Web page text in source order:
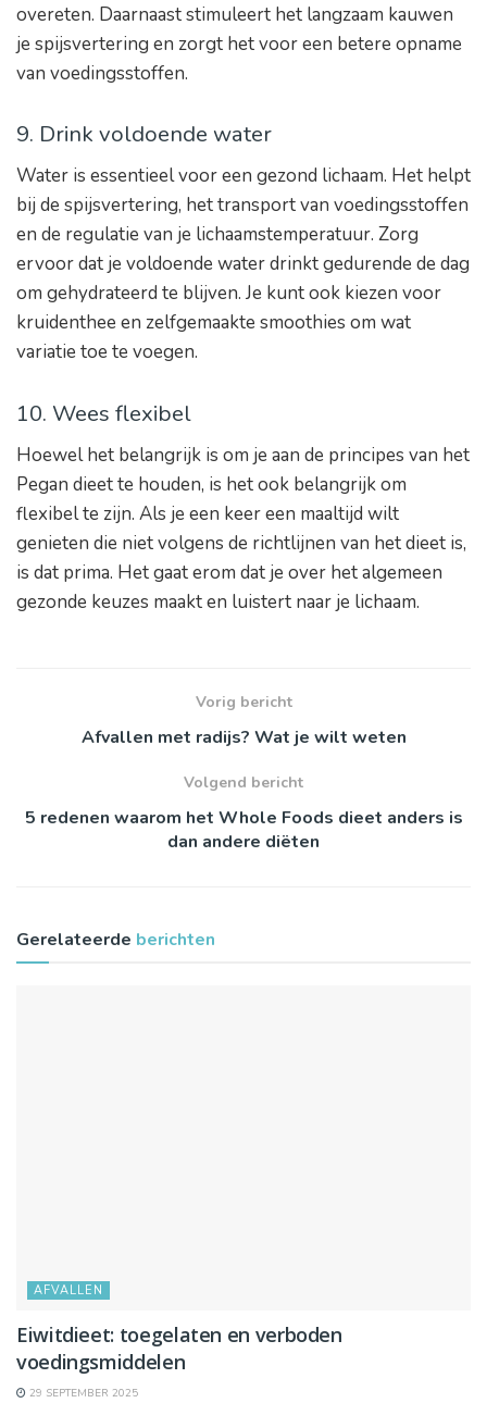
overeten. Daarnaast stimuleert het langzaam kauwen
je spijsvertering en zorgt het voor een betere opname
van voedingsstoffen.
9. Drink voldoende water
Water is essentieel voor een gezond lichaam. Het helpt
bij de spijsvertering, het transport van voedingsstoffen
en de regulatie van je lichaamstemperatuur. Zorg
ervoor dat je voldoende water drinkt gedurende de dag
om gehydrateerd te blijven. Je kunt ook kiezen voor
kruidenthee en zelfgemaakte smoothies om wat
variatie toe te voegen.
10. Wees flexibel
Hoewel het belangrijk is om je aan de principes van het
Pegan dieet te houden, is het ook belangrijk om
flexibel te zijn. Als je een keer een maaltijd wilt
genieten die niet volgens de richtlijnen van het dieet is,
is dat prima. Het gaat erom dat je over het algemeen
gezonde keuzes maakt en luistert naar je lichaam.
Vorig bericht
Afvallen met radijs? Wat je wilt weten
Volgend bericht
5 redenen waarom het Whole Foods dieet anders is
dan andere diëten
Gerelateerde berichten
AFVALLEN
Eiwitdieet: toegelaten en verboden
voedingsmiddelen
29 SEPTEMBER 2025